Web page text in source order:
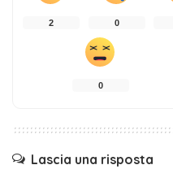
2 0
0
Lascia una risposta